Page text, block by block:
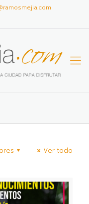
Ver todo